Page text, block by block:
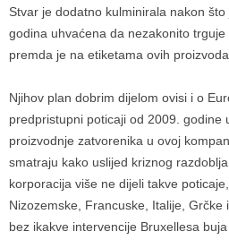
Stvar je dodatno kulminirala nakon
godina uhvaćena da nezakonito trguje
premda je na etiketama ovih proizvoda
Njihov plan dobrim dijelom ovisi i o
predpristupni poticaji od 2009. godine
proizvodnje zatvorenika u ovoj
smatraju kako uslijed kriznog
korporacija više ne dijeli takve
Nizozemske, Francuske, Italije, Grčke
bez ikakve intervencije Bruxellesa